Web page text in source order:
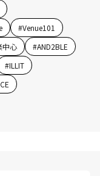
#Venue101
中心 #AND2BLE
#ILLIT